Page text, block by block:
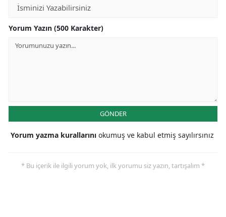
Yorum Yazın (500 Karakter)
GÖNDER
Yorum yazma kurallarını okumuş ve kabul etmiş sayılırsınız
* Bu içerik ile ilgili yorum yok, ilk yorumu siz yazın, tartışalım *